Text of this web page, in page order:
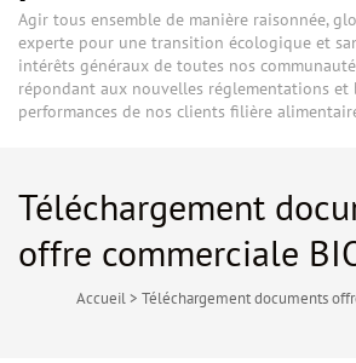
Agir tous ensemble de manière raisonnée,
experte pour une transition écologique et
intérêts généraux de toutes nos
répondant aux nouvelles réglementations et
performances de nos clients filière
Téléchargement
offre commerciale
Accueil> Téléchargement documents